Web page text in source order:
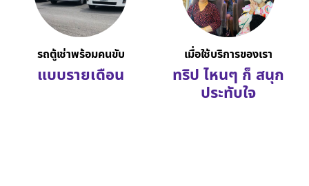
รถตู้เช่าพร้อมคนขับ
แบบรายเดือน
เมื่อใช้บริการของเรา
ทริป ไหนๆ ก็ สนุก
ประทับใจ